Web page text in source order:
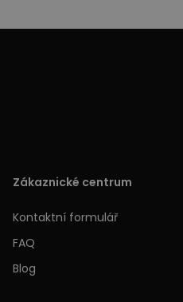
Zákaznické centrum
Kontaktní formulář
FAQ
Blog